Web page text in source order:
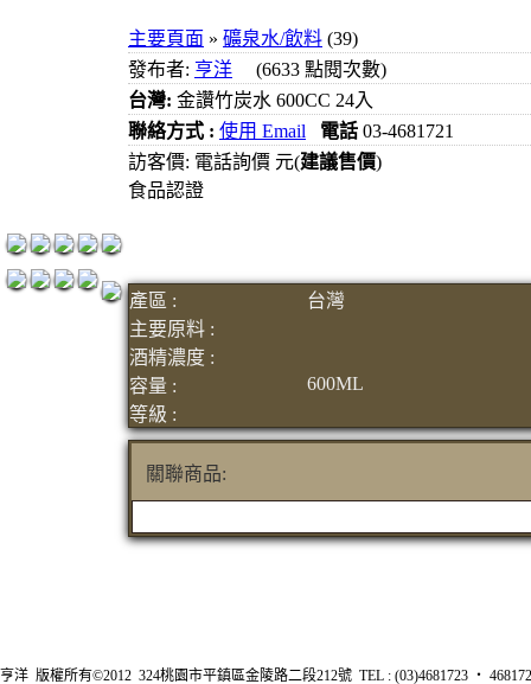
主要頁面 » 礦泉水/飲料 (39)
發布者: 亨洋 (6633 點閱次數)
台灣: 金讚竹炭水 600CC 24入
聯絡方式 : 使用 Email 電話 03-4681721
訪客價: 電話詢價 元(建議售價)
食品認證
產區 :
台灣
主要原料 :
酒精濃度 :
容量 :
600ML
等級 :
關聯商品:
亨洋 版權所有©2012 324桃園市平鎮區金陵路二段212號 TEL : (03)4681723 ‧